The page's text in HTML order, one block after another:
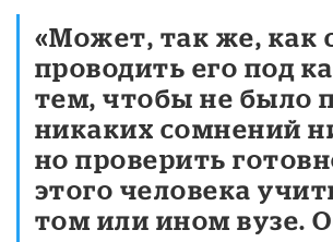
«Может, так же, как
проводить его под
тем, чтобы не было
никаких сомнений
но проверить
этого человека
том или ином вузе.